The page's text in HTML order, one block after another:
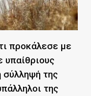
προκάλεσε με
της
της